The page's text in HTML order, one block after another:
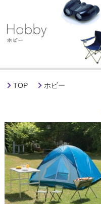
TOP ホビー